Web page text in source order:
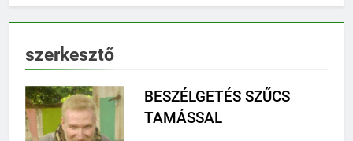
szerkesztő
BESZÉLGETÉS SZŰCS
TAMÁSSAL